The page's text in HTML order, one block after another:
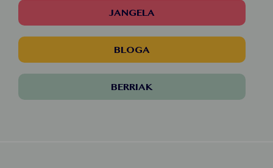
JANGELA
BLOGA
BERRIAK